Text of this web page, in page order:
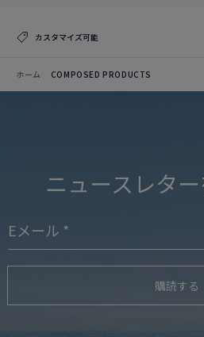
カスタマイズ可能
ホーム COMPOSED PRODUCTS
ニュースレタ
購読する